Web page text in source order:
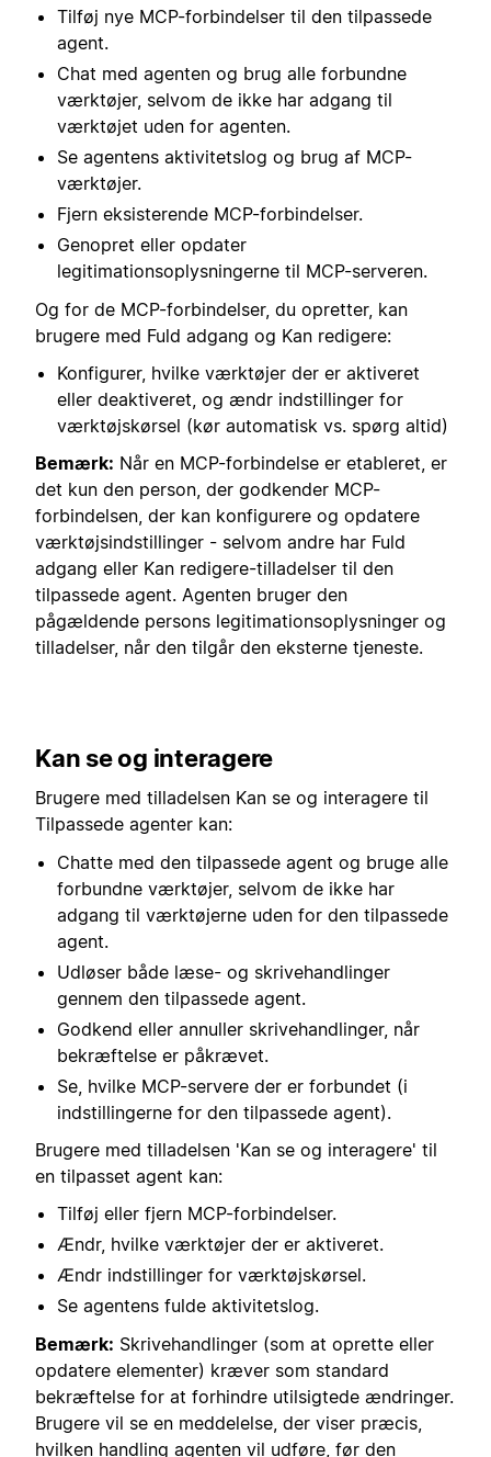
Tilføj nye MCP-forbindelser til den tilpassede
agent.
Chat med agenten og brug alle forbundne
værktøjer, selvom de ikke har adgang til
værktøjet uden for agenten.
Se agentens aktivitetslog og brug af MCP-
værktøjer.
Fjern eksisterende MCP-forbindelser.
Genopret eller opdater
legitimationsoplysningerne til MCP-serveren.
Og for de MCP-forbindelser, du opretter, kan
brugere med Fuld adgang og Kan redigere:
Konfigurer, hvilke værktøjer der er aktiveret
eller deaktiveret, og ændr indstillinger for
værktøjskørsel (kør automatisk vs. spørg altid)
Bemærk: Når en MCP-forbindelse er etableret, er
det kun den person, der godkender MCP-
forbindelsen, der kan konfigurere og opdatere
værktøjsindstillinger - selvom andre har Fuld
adgang eller Kan redigere-tilladelser til den
tilpassede agent. Agenten bruger den
pågældende persons legitimationsoplysninger og
tilladelser, når den tilgår den eksterne tjeneste.
Kan se og interagere
Brugere med tilladelsen Kan se og interagere til
Tilpassede agenter kan:
Chatte med den tilpassede agent og bruge alle
forbundne værktøjer, selvom de ikke har
adgang til værktøjerne uden for den tilpassede
agent.
Udløser både læse- og skrivehandlinger
gennem den tilpassede agent.
Godkend eller annuller skrivehandlinger, når
bekræftelse er påkrævet.
Se, hvilke MCP-servere der er forbundet (i
indstillingerne for den tilpassede agent).
Brugere med tilladelsen 'Kan se og interagere' til
en tilpasset agent kan:
Tilføj eller fjern MCP-forbindelser.
Ændr, hvilke værktøjer der er aktiveret.
Ændr indstillinger for værktøjskørsel.
Se agentens fulde aktivitetslog.
Bemærk: Skrivehandlinger (som at oprette eller
opdatere elementer) kræver som standard
bekræftelse for at forhindre utilsigtede ændringer.
Brugere vil se en meddelelse, der viser præcis,
hvilken handling agenten vil udføre, før den